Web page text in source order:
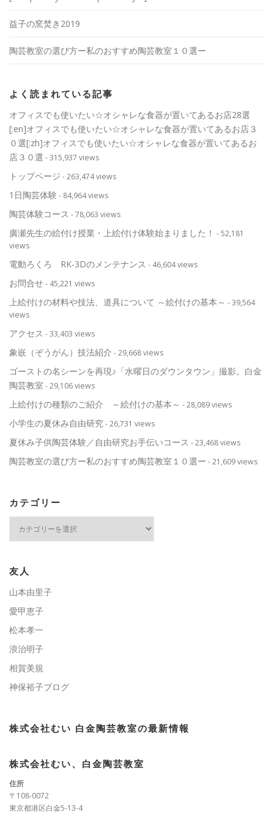
益子の窯焚き2019
陶芸教室の選び方ー私のおすすめ陶芸教室１０選ー
よく読まれている記事
オフィスでも使いたい☆オシャレな食器が置いてあるお店28選
[:en]オフィスでも使いたい☆オシャレな食器が置いてあるお店３
０選[:zh]オフィスでも使いたい☆オシャレな食器が置いてあるお
店３０選 - 315,937 views
トップページ - 263,474 views
1日陶芸体験 - 84,964 views
陶芸体験コース - 78,063 views
廣瀬先生の絵付け授業・上絵付け体験始まりました！ - 52,181
views
電動ろくろ RK-3Dのメンテナンス - 46,604 views
お問合せ- 45,221 views
上絵付けの材料や技法、道具について ～絵付けの基本～ - 39,564
views
アクセス - 33,403 views
象嵌（ぞうがん）技法紹介 - 29,668 views
ゴーストの名シーンを再現♪「水曜日のダウンタウン」撮影。白金
陶芸教室 - 29,106 views
上絵付けの種類のご紹介 ～絵付けの基本～ - 28,089 views
小学生の夏休み自由研究- 26,731 views
夏休み子供陶芸体験／自由研究お手伝いコース - 23,468 views
陶芸教室の選び方ー私のおすすめ陶芸教室１０選ー - 21,609 views
カテゴリー
ー
友人
山本由里子
愛甲恵子
松本孝一
浪治明子
相賀美規
神保裕子ブログ
株式会社むい 白金陶芸教室の最新情報
株式会社むい、白金陶芸教室
住所
〒108-0072
東京都港区白金5-13-4